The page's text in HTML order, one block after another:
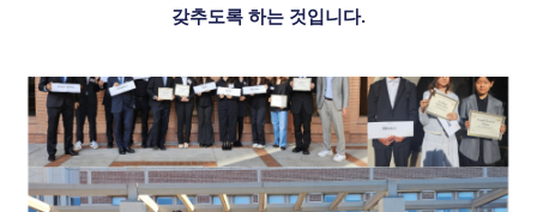
갖추도록 하는 것입니다.